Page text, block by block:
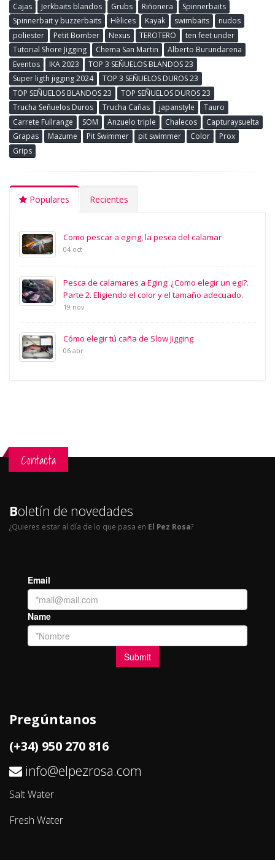
Cajas
Jerkbaits blandos Grubs Riñonera
Spinnerbaits
Spinnerbait y buzzerbaits
Hèlices Kayak swimbaits
nudos
poliester
Petit Bomber Nexus TEROTERO
ten feet under
Tutorial Shore Jigging
Chema San Martin
Alberto Burundarena
Eventos
IKA 2023
TOP 3 SEÑUELOS BLANDOS 23
Super ligth jigging 2024
TOP 3 SEÑUELOS DUROS 23
TOP SEÑUELOS BLANDOS 23
TOP SEÑUELOS DUROS 23
Trucha Señuelos Duros
Trucha Cañas japanstyle
Tauro
Carrete Fullrange
SOM Anzuelo triple Chalecos
Capturaysuelta
Grapas
Mazume Pit Swimmer pit swimmer Color
Prox
Grips
Populares Recientes
Como pescar a eging, la pesca del calamar
04 oct
Pesca de calamares a Eging: ¿Como elegir un egi?.
Parte 2. Eligiendo el color y el tamaño adecuado.
19 nov
Cómo elegir tú caña de Slow Jigging
06 abr
Contacta
Boletín de novedades
¿Quieres estar al día de lo que pasa en El Pez Rosa?
Pregúntanos
(+34) 950 270 816
info@elpezrosa.com
Salt Water
Fresh Water